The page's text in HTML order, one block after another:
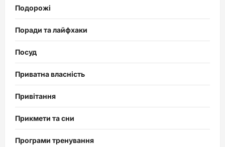
Подорожі
Поради та лайфхаки
Посуд
Приватна власність
Привітання
Прикмети та сни
Програми тренування